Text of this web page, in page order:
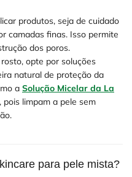
produtos, seja de cuidado
camadas finas. Isso permite
dos poros.
opte por soluções
natural de proteção da
a Solução Micelar da La
pois limpam a pele sem
para pele mista?